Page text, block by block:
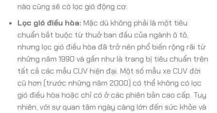
nào cũng sẽ có lọc gió động cơ.
Lọc gió điều hòa: Mặc dù không phải là một tiêu
chuẩn bắt buộc từ thuở ban đầu của ngành ô tô,
nhưng lọc gió điều hòa đã trở nên phổ biến rộng rãi từ
những năm 1990 và gần như là trang bị tiêu chuẩn trên
tất cả các mẫu CUV hiện đại. Một số mẫu xe CUV đời
cũ hơn (trước những năm 2000) có thể không có lọc
gió điều hòa hoặc chỉ có ở các phiên bản cao cấp. Tuy
nhiên, với sự quan tâm ngày càng lớn đến sức khỏe và